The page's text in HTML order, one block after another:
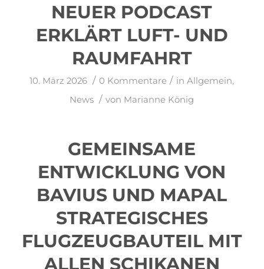
NEUER PODCAST
ERKLÄRT LUFT- UND
RAUMFAHRT
10. März 2026 / 0 Kommentare / inAllgemein,
News / von Marianne König
GEMEINSAME
ENTWICKLUNG VON
BAVIUS UND MAPAL
STRATEGISCHES
FLUGZEUGBAUTEIL MIT
ALLEN SCHIKANEN